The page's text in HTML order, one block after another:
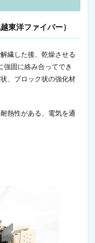
東洋ファイバー）
繊した後、乾燥させる
強固に絡み合ってでき
、ブロック状の強化材
熱性がある、電気を通